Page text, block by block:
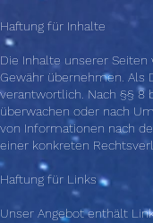
Haftung für Inhalte
Die Inhalte unserer
Gewähr übernehmen. Als
verantwortlich. Nach §§ 8
überwachen oder nach
von Informationen nach
einer konkreten
Haftung für Links
Unser Angebot enthält